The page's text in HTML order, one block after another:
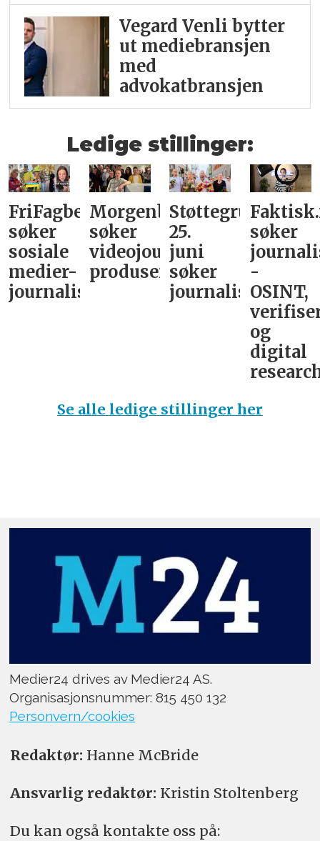
Vegard Venli bytter
ut mediebransjen
med
advokatbransjen
Ledige stillinger:
FriFagbevegelse
søker
sosiale
medier-
journalist
Morgenbladet
søker
videojournalist/podkast-
produsent
Støttegruppa
25.
juni
søker
journalist
søker
-
OSINT,
og
digital
Se alle ledige stillinger her
Medier24 drives av Medier24 AS.
Organisasjonsnummer: 815 450 132
Personvern/cookies
Redaktør: Hanne McBride
Ansvarlig redaktør: Kristin Stoltenberg
Du kan også kontakte oss på: